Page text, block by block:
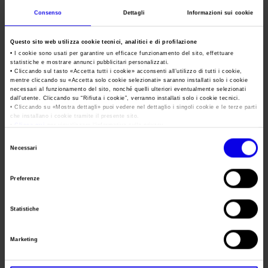
Consenso Dettagli Informazioni sui cookie
Questo sito web utilizza cookie tecnici, analitici e di profilazione
• I cookie sono usati per garantire un efficace funzionamento del sito, effettuare
statistiche e mostrare annunci pubblicitari personalizzati.
• Cliccando sul tasto «Accetta tutti i cookie» acconsenti all’utilizzo di tutti i cookie,
mentre cliccando su «Accetta solo cookie selezionati» saranno installati solo i cookie
necessari al funzionamento del sito, nonché quelli ulteriori eventualmente selezionati
dall’utente. Cliccando su “ Rifiuta i cookie”, verranno installati solo i cookie tecnici.
• Cliccando su «Mostra dettagli» puoi vedere nel dettaglio i singoli cookie e le terze parti
che installano i cookie tramite il presente sito.
Necessari
Preferenze
Statistiche
Marketing
Anche agrisolare e agrivoltaico rappresentano un’opportunità
per una diversificazione del reddito, in particolare in una fase
come questa in cui i costi energetici sono aumentati
sensibilmente. E ci sono spazi di crescita anche per bionergie
e fonti rinnovabili per l’efficientamento per le imprese
agricole.
Federico Bricolo, presidente di Veronafiere.
dell’agricoltura
tecnologie e
digitali con